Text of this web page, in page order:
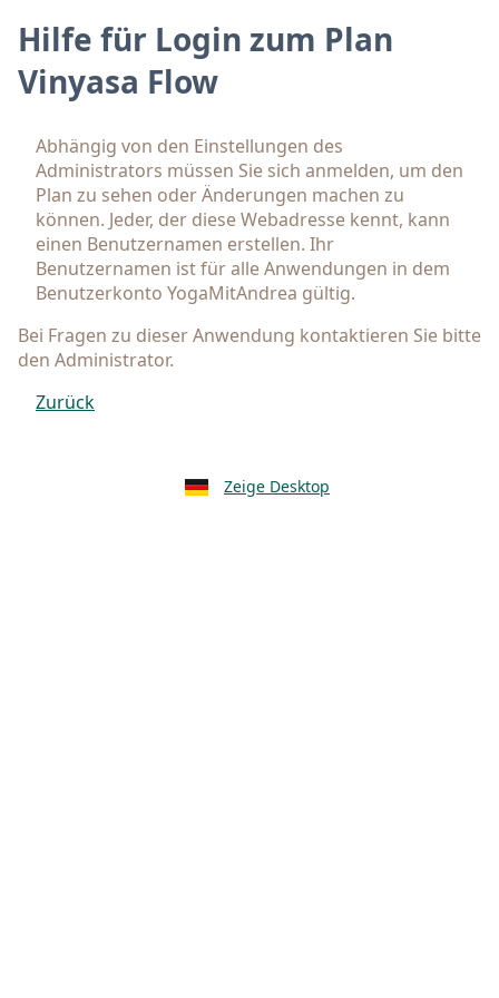
Hilfe für Login zum Plan
Vinyasa Flow
Abhängig von den Einstellungen des
Administrators müssen Sie sich anmelden, um den
Plan zu sehen oder Änderungen machen zu
können. Jeder, der diese Webadresse kennt, kann
einen Benutzernamen erstellen. Ihr
Benutzernamen ist für alle Anwendungen in dem
Benutzerkonto YogaMitAndrea gültig.
Bei Fragen zu dieser Anwendung kontaktieren Sie bitte
den Administrator.
Zurück
Zeige Desktop